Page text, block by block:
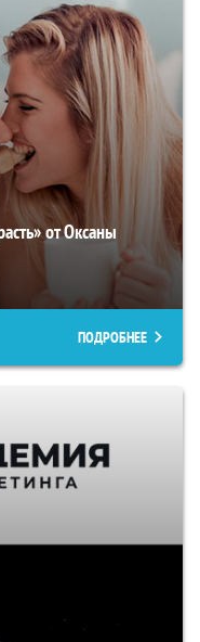
от Оксаны
ПОДРОБНЕЕ